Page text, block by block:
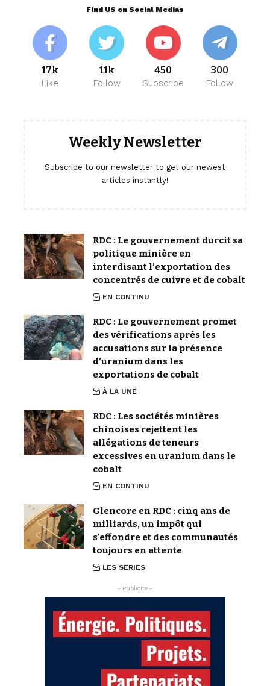
Find US on Social Medias
17k
Like
11k
Follow
450
Subscribe
300
Follow
Weekly Newsletter
Subscribe to our newsletter to get our newest
articles instantly!
RDC : Le gouvernement durcit sa
politique minière en
interdisant l’exportation des
concentrés de cuivre et de cobalt
EN CONTINU
RDC : Le gouvernement promet
des vérifications après les
accusations sur la présence
d’uranium dans les
exportations de cobalt
À LA UNE
RDC : Les sociétés minières
chinoises rejettent les
allégations de teneurs
excessives en uranium dans le
cobalt
EN CONTINU
Glencore en RDC : cinq ans de
milliards, un impôt qui
s’effondre et des communautés
toujours en attente
LES SERIES
- Publicite -